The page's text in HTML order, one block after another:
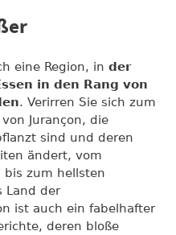
eine Region, in der
in den Rang von
. Verirren Sie sich zum
Jurançon, die
sind und deren
ändert, vom
bis zum hellsten
Land der
ist auch ein fabelhafter
deren bloße